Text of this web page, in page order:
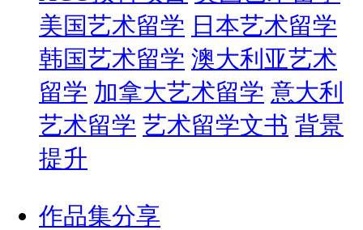
美国艺术留学 日本艺术留学
韩国艺术留学 澳大利亚艺术
留学 加拿大艺术留学 意大利
艺术留学 艺术留学文书 背景
提升
作品集分享